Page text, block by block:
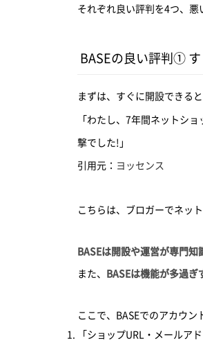
それぞれ良い評判を4つ、悪
BASEの良い評判①
まずは、すぐに開設できる
「わたし、7年間ネットシ
撃でした!」
引用元： ヨッセンス
こちらは、ブロガーでネッ
BASEは開設や運営が専門知
また、 BASEは機能が多過
ここで、BASEでのアカウ
「ショップURL・メールア